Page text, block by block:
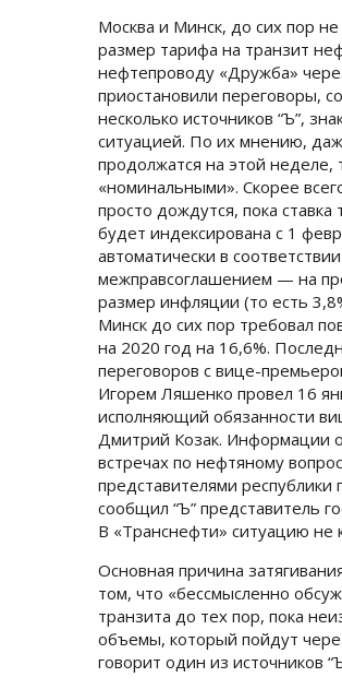
Москва и Минск, до сих пор не
размер тарифа на транзит
нефтепроводу «Дружба»
приостановили переговоры,
несколько источников “Ъ”,
ситуацией. По их мнению,
продолжатся на этой неделе,
«номинальными». Скорее
просто дождутся, пока ставка
будет индексирована с 1
автоматически в
межправсоглашением — на
размер инфляции (то есть
Минск до сих пор требовал
на 2020 год на 16,6%.
переговоров с вице-
Игорем Ляшенко провел 16
исполняющий обязанности
Дмитрий Козак. Информации
встречах по нефтяному
представителями республики
сообщил “Ъ” представитель
В «Транснефти» ситуацию не
Основная причина
том, что «бессмысленно
транзита до тех пор, пока
объемы, который пойдут
говорит один из источников